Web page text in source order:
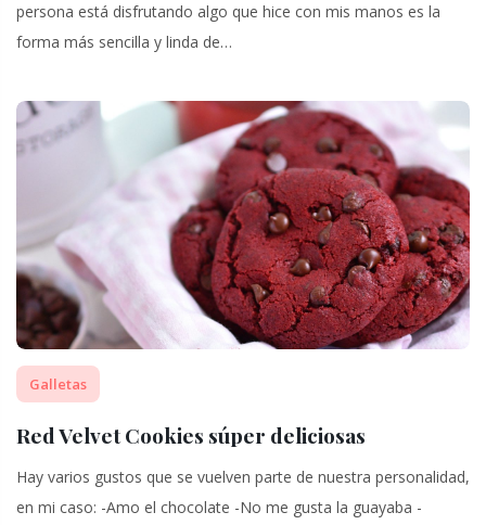
persona está disfrutando algo que hice con mis manos es la
forma más sencilla y linda de…
Galletas
Red Velvet Cookies súper deliciosas
Hay varios gustos que se vuelven parte de nuestra personalidad,
en mi caso: -Amo el chocolate -No me gusta la guayaba -